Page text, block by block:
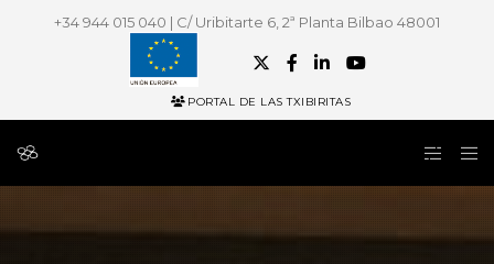
+34 944 015 040 | C/ Uribitarte 6, 2ª Planta Bilbao 48001
PORTAL DE LAS TXIBIRITAS